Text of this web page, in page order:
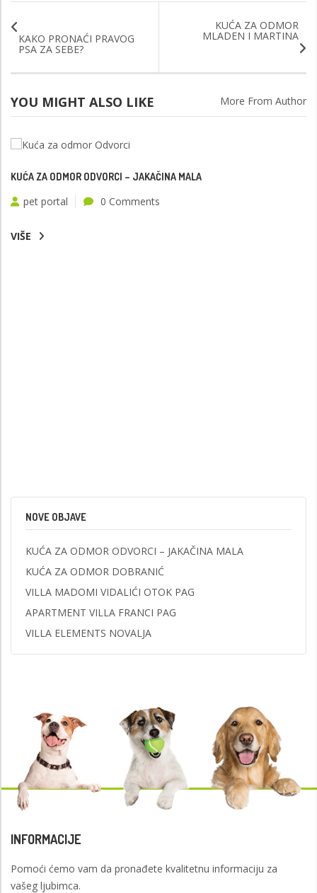
KAKO PRONAĆI PRAVOG
PSA ZA SEBE?
KUĆA ZA ODMOR
MLADEN I MARTINA
YOU MIGHT ALSO LIKE More From Author
KUĆA ZA ODMOR ODVORCI – JAKAČINA MALA
pet portal 0 Comments
VIŠE
NOVE OBJAVE
KUĆA ZA ODMOR ODVORCI – JAKAČINA MALA
KUĆA ZA ODMOR DOBRANIĆ
VILLA MADOMI VIDALIĆI OTOK PAG
APARTMENT VILLA FRANCI PAG
VILLA ELEMENTS NOVALJA
INFORMACIJE
Pomoći ćemo vam da pronađete kvalitetnu informaciju za
vašeg ljubimca.